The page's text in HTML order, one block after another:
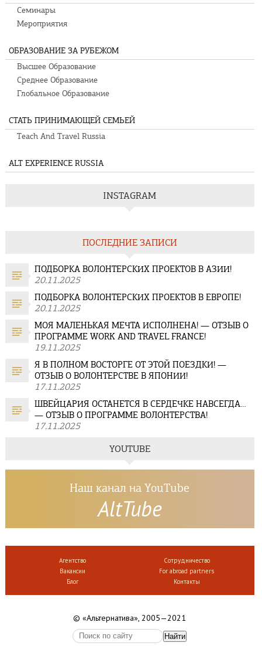
Семинары
Мероприятия
ОБРАЗОВАНИЕ ЗА РУБЕЖОМ
Высшее Образование
Среднее Образование
Глобальное Образование
СТАТЬ ПРИНИМАЮЩЕЙ СЕМЬЕЙ
Teach And Travel Russia
ALT EXPERIENCE RUSSIA
INSTAGRAM
ПОСЛЕДНИЕ ЗАПИСИ
ПОДБОРКА ВОЛОНТЕРСКИХ ПРОЕКТОВ В АЗИИ!
20.11.2025
ПОДБОРКА ВОЛОНТЕРСКИХ ПРОЕКТОВ В ЕВРОПЕ!
20.11.2025
МОЯ МАЛЕНЬКАЯ МЕЧТА ИСПОЛНЕНА! — ОТЗЫВ О
ПРОГРАММЕ WORK AND TRAVEL FRANCE!
19.11.2025
Я В ПОЛНОМ ВОСТОРГЕ ОТ ЭТОЙ ПОЕЗДКИ! —
ОТЗЫВ О ВОЛОНТЕРСТВЕ В ЯПОНИИ!
17.11.2025
ШВЕЙЦАРИЯ ОСТАНЕТСЯ В СЕРДЕЧКЕ НАВСЕГДА…
— ОТЗЫВ О ПРОГРАММЕ ВОЛОНТЕРСТВА!
17.11.2025
YOUTUBE
Наш канал на YouTube
AltTube
Агентство
Сотрудничество
Вакансии
For abroad partners
Блог
Контакты
© «Альтернатива», 2005—2021